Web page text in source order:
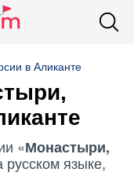
в Аликанте
«Монастыри,
русском языке,